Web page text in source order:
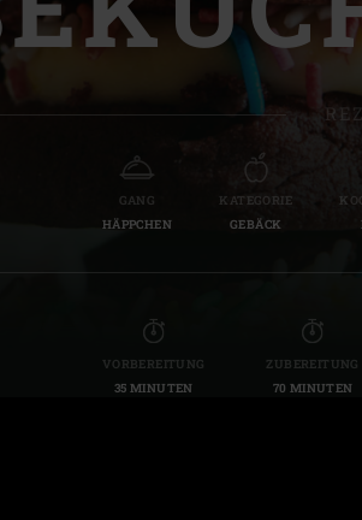
GANG
HÄPPCHEN
KATEGORIE
GEBÄCK
VORBEREITUNG
35 MINUTEN
ZUBEREITUNG
70 MINUTEN